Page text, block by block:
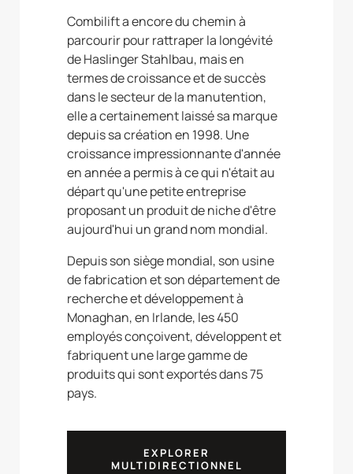
Combilift a encore du chemin à
parcourir pour rattraper la longévité
de Haslinger Stahlbau, mais en
termes de croissance et de succès
dans le secteur de la manutention,
elle a certainement laissé sa marque
depuis sa création en 1998. Une
croissance impressionnante d'année
en année a permis à ce qui n'était au
départ qu'une petite entreprise
proposant un produit de niche d'être
aujourd'hui un grand nom mondial.
Depuis son siège mondial, son usine
de fabrication et son département de
recherche et développement à
Monaghan, en Irlande, les 450
employés conçoivent, développent et
fabriquent une large gamme de
produits qui sont exportés dans 75
pays.
EXPLORER
MULTIDIRECTIONNEL